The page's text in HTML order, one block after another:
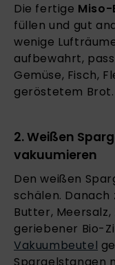
Die fertige
füllen und gut
wenige
aufbewahrt,
Gemüse, Fisch,
geröstetem Brot.
2. Weißen
vakuumieren
Den weißen
schälen. Danach
Butter,
geriebener Bio-
Vakuumbeutel